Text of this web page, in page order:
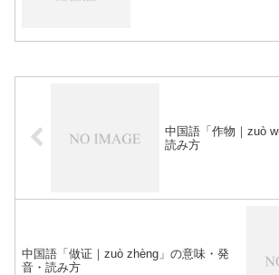
中国語「作物｜zuò
読み方
中国語「做证｜zuò zhèng」の意味・発
音・読み方